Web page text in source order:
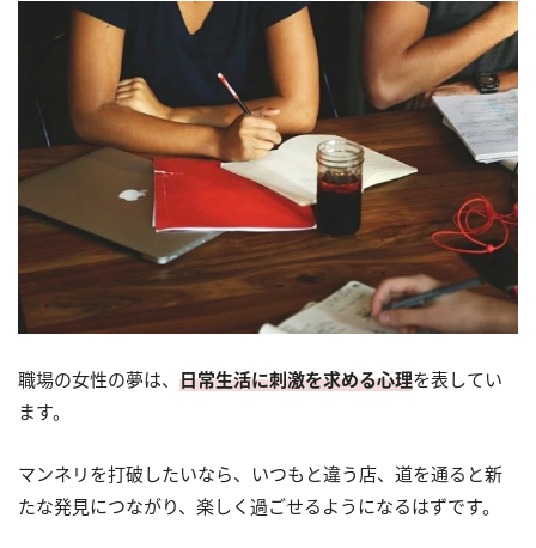
職場の女性の夢は、 日常生活に刺激を求める心理を表してい
ます。
マンネリを打破したいなら、いつもと違う店、道を通ると新
たな発見につながり、楽しく過ごせるようになるはずです。